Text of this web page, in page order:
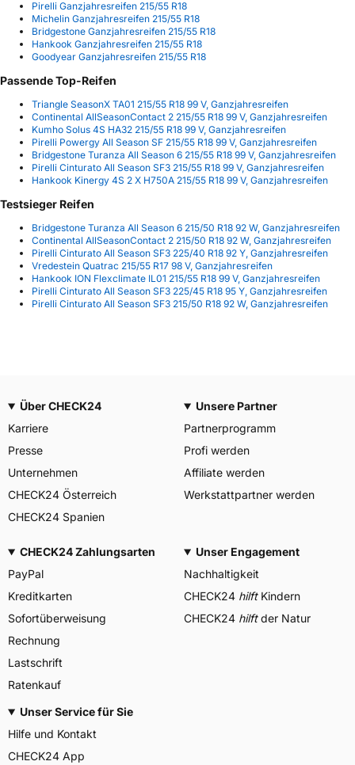
Pirelli Ganzjahresreifen 215/55 R18
Michelin Ganzjahresreifen 215/55 R18
Bridgestone Ganzjahresreifen 215/55 R18
Hankook Ganzjahresreifen 215/55 R18
Goodyear Ganzjahresreifen 215/55 R18
Passende Top-Reifen
Triangle SeasonX TA01 215/55 R18 99 V, Ganzjahresreifen
Continental AllSeasonContact 2 215/55 R18 99 V, Ganzjahresreifen
Kumho Solus 4S HA32 215/55 R18 99 V, Ganzjahresreifen
Pirelli Powergy All Season SF 215/55 R18 99 V, Ganzjahresreifen
Bridgestone Turanza All Season 6 215/55 R18 99 V, Ganzjahresreifen
Pirelli Cinturato All Season SF3 215/55 R18 99 V, Ganzjahresreifen
Hankook Kinergy 4S 2 X H750A 215/55 R18 99 V, Ganzjahresreifen
Testsieger Reifen
Bridgestone Turanza All Season 6 215/50 R18 92 W, Ganzjahresreifen
Continental AllSeasonContact 2 215/50 R18 92 W, Ganzjahresreifen
Pirelli Cinturato All Season SF3 225/40 R18 92 Y, Ganzjahresreifen
Vredestein Quatrac 215/55 R17 98 V, Ganzjahresreifen
Hankook ION Flexclimate IL01 215/55 R18 99 V, Ganzjahresreifen
Pirelli Cinturato All Season SF3 225/45 R18 95 Y, Ganzjahresreifen
Pirelli Cinturato All Season SF3 215/50 R18 92 W, Ganzjahresreifen
Über CHECK24
Karriere
Presse
Unternehmen
CHECK24 Österreich
CHECK24 Spanien
Unsere Partner
Partnerprogramm
Profi werden
Affiliate werden
Werkstattpartner werden
CHECK24 Zahlungsarten
PayPal
Kreditkarten
Sofortüberweisung
Rechnung
Lastschrift
Ratenkauf
Unser Engagement
Nachhaltigkeit
CHECK24 hilftKindern
CHECK24 hilftder Natur
Unser Service für Sie
Hilfe und Kontakt
CHECK24 App